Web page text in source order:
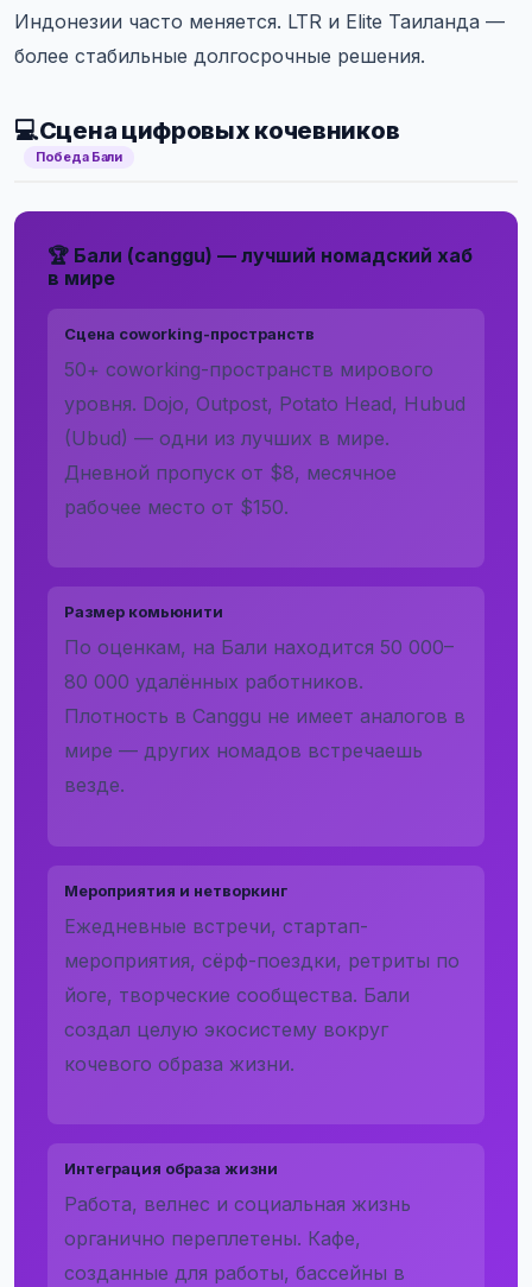
Индонезии часто меняется. LTR и Elite Таиланда —
более стабильные долгосрочные решения.
💻Сцена цифровых кочевников
Победа Бали
🏆 Бали (canggu) — лучший номадский хаб
в мире
Сцена coworking-пространств
50+ coworking-пространств мирового
уровня. Dojo, Outpost, Potato Head, Hubud
(Ubud) — одни из лучших в мире.
Дневной пропуск от $8, месячное
рабочее место от $150.
Размер комьюнити
По оценкам, на Бали находится 50 000–
80 000 удалённых работников.
Плотность в Canggu не имеет аналогов в
мире — других номадов встречаешь
везде.
Мероприятия и нетворкинг
Ежедневные встречи, стартап-
мероприятия, сёрф-поездки, ретриты по
йоге, творческие сообщества. Бали
создал целую экосистему вокруг
кочевого образа жизни.
Интеграция образа жизни
Работа, велнес и социальная жизнь
органично переплетены. Кафе,
созданные для работы, бассейны в